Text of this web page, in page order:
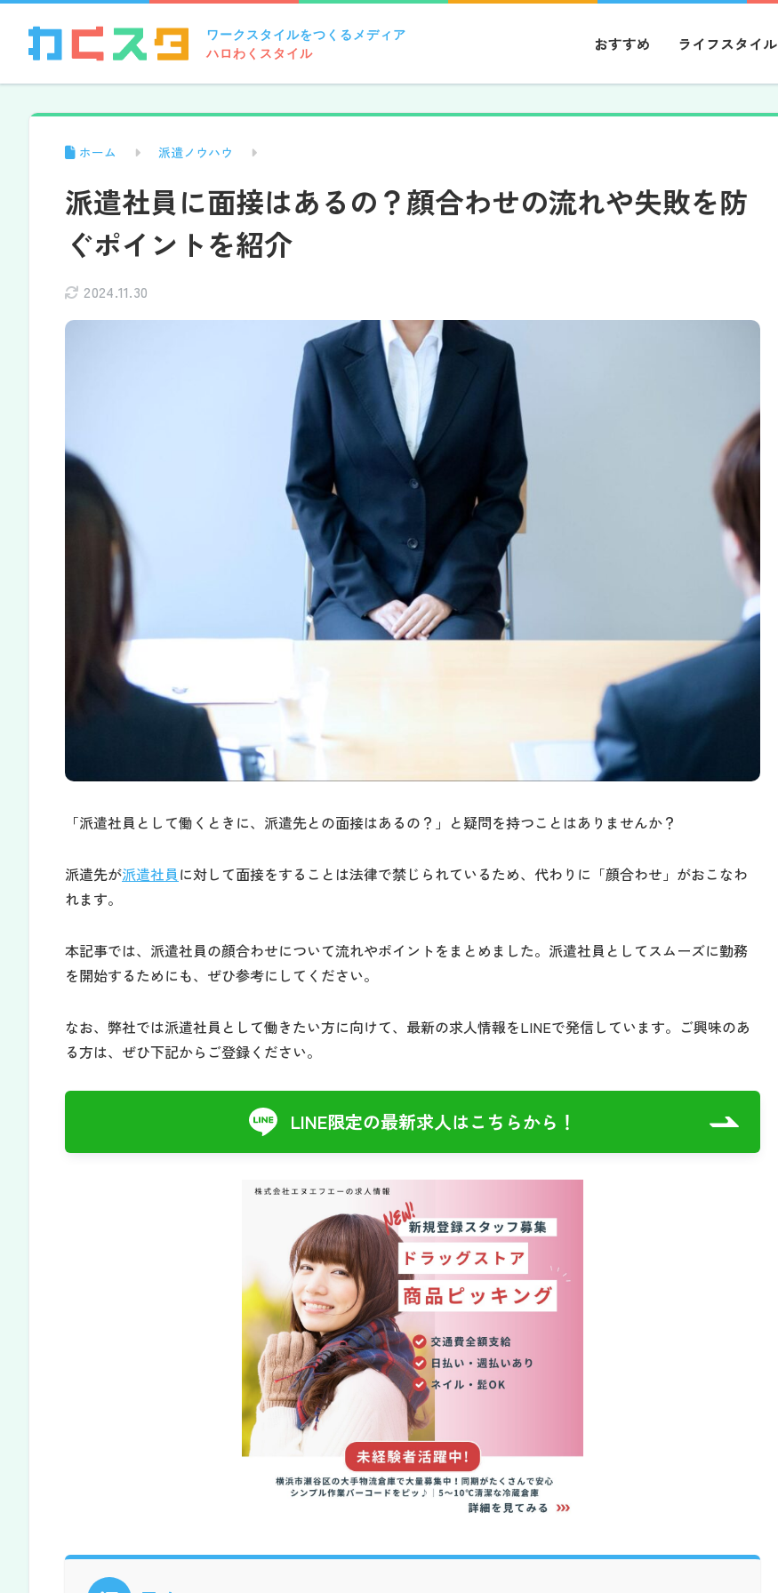
ワークスタイルをつくるメディア
ハロわくスタイル
おすすめ ライフスタイル
ホーム 派遣ノウハウ
派遣社員に面接はあるの？顔合わせの流れや失敗を防
ぐポイントを紹介
2024.11.30
「派遣社員として働くときに、派遣先との面接はあるの？」と疑問を持つことはありませんか？
派遣先が派遣社員 に対して面接をすることは法律で禁じられているため、代わりに「顔合わせ」がおこなわ
れます。
本記事では、派遣社員の顔合わせについて流れやポイントをまとめました。派遣社員としてスムーズに勤務
を開始するためにも、ぜひ参考にしてください。
なお、弊社では派遣社員として働きたい方に向けて、最新の求人情報をLINEで発信しています。ご興味のあ
る方は、ぜひ下記からご登録ください。
LINE限定の最新求人はこちらから！